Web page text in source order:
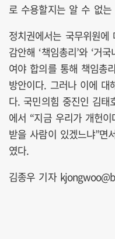
로 수용할지는 알 수 없는
정치권에서는 국무위원
감안해 ‘책임총리’와 ‘거
여야 합의를 통해 책임총
방안이다. 그러나 이에
다. 국민의힘 중진인 김
에서 “지금 우리가 개헌
받을 사람이 있겠느냐”면
였다.
김종우 기자